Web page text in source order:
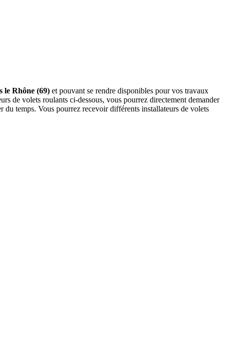
le Rhône (69) et pouvant se rendre disponibles pour vos travaux
de volets roulants ci-dessous, vous pourrez directement demander
temps. Vous pourrez recevoir différents installateurs de volets